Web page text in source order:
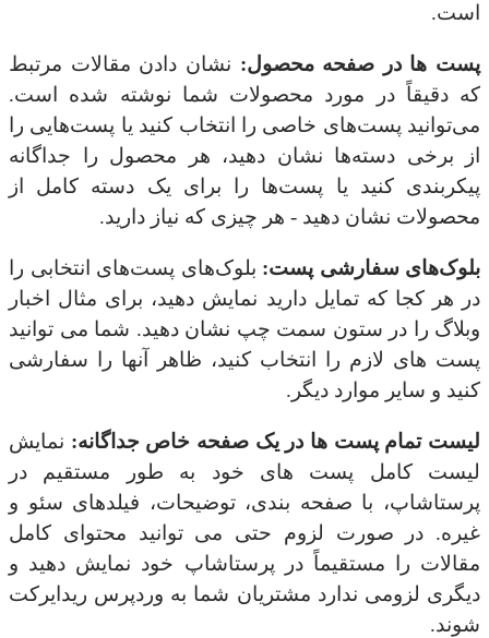
است.
پست ها در صفحه محصول: نشان دادن مقالات مرتبط
که دقیقاً در مورد محصولات شما نوشته شده است.
می‌توانید پست‌های خاصی را انتخاب کنید یا پست‌هایی را
از برخی دسته‌ها نشان دهید، هر محصول را جداگانه
پیکربندی کنید یا پست‌ها را برای یک دسته کامل از
محصولات نشان دهید - هر چیزی که نیاز دارید.
بلوک‌های سفارشی پست: بلوک‌های پست‌های انتخابی را
در هر کجا که تمایل دارید نمایش دهید، برای مثال اخبار
وبلاگ را در ستون سمت چپ نشان دهید. شما می توانید
پست های لازم را انتخاب کنید، ظاهر آنها را سفارشی
کنید و سایر موارد دیگر.
لیست تمام پست ها در یک صفحه خاص جداگانه: نمایش
لیست کامل پست های خود به طور مستقیم در
پرستاشاپ، با صفحه بندی، توضیحات، فیلدهای سئو و
غیره. در صورت لزوم حتی می توانید محتوای کامل
مقالات را مستقیماً در پرستاشاپ خود نمایش دهید و
دیگری لزومی ندارد مشتریان شما به وردپرس ریدایرکت
شوند.